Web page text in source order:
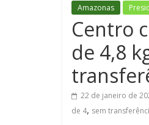
Amazonas
Centro
de 4,8
22 de janeiro de
de 4, sem